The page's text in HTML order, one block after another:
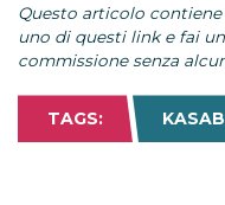
Questo articolo
uno di questi link e fai
commissione senza
TAGS: